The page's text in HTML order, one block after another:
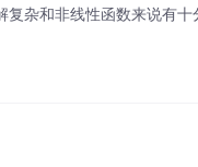
杂和非线性函数来说有十